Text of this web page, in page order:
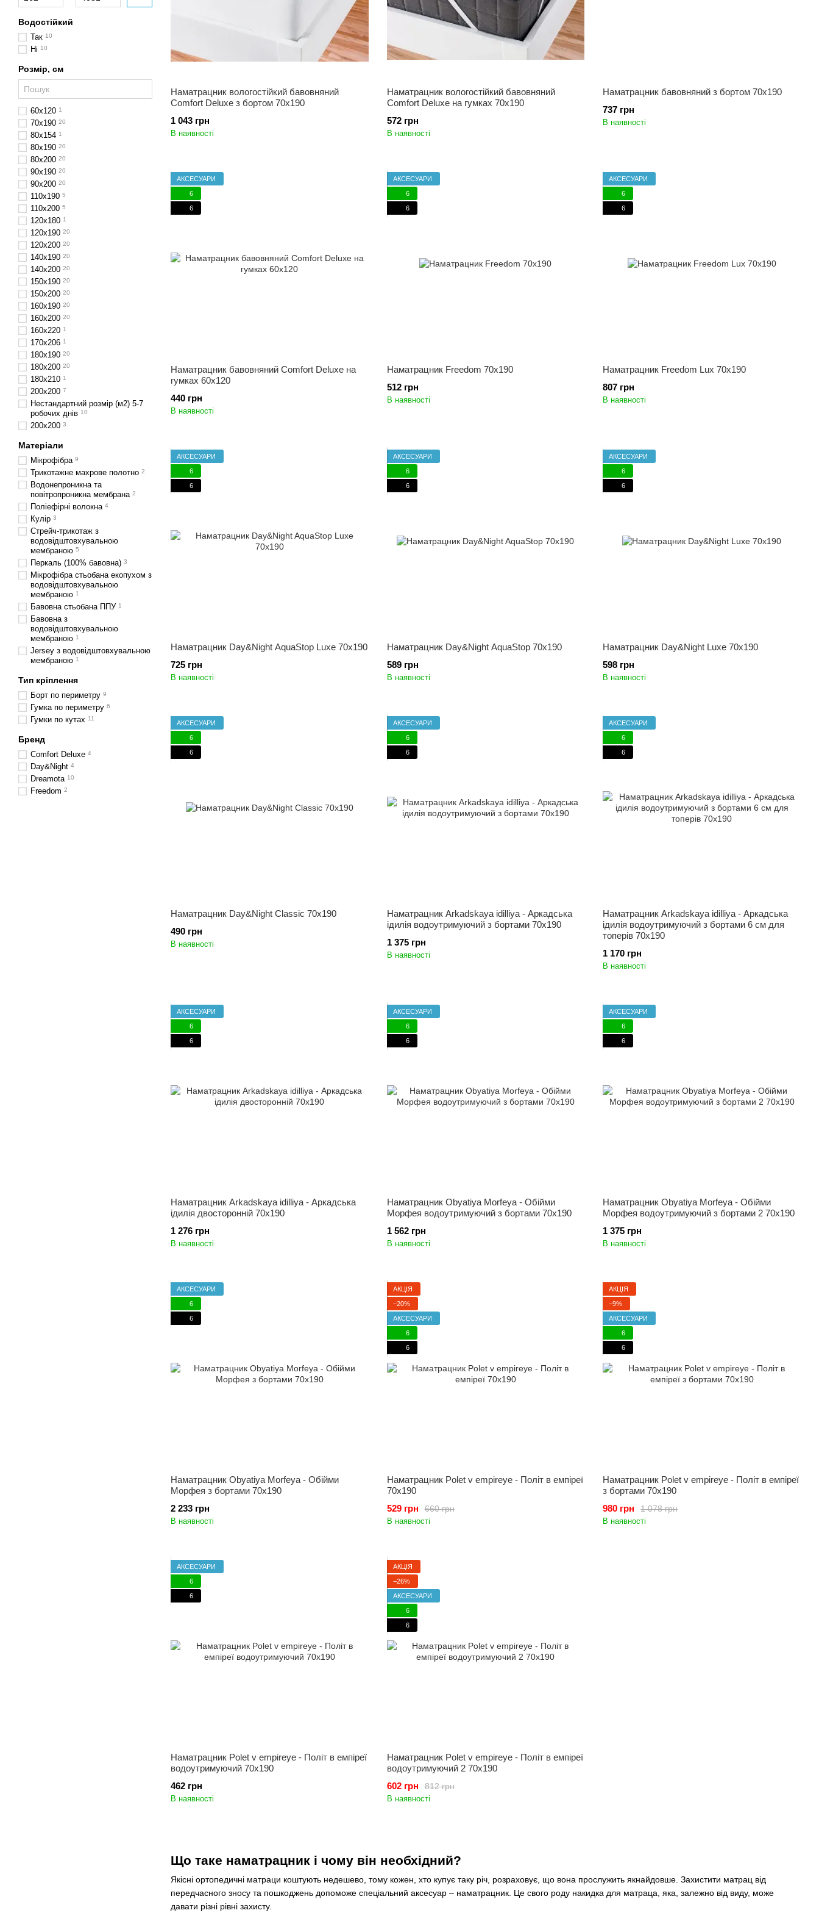
Що таке наматрацник і чому він необхідний?
Якісні ортопедичні матраци коштують недешево, тому кожен, хто купує таку річ, розраховує, що вона прослужить якнайдовше. Захистити матрац від
передчасного зносу та пошкоджень допоможе спеціальний аксесуар – наматрацник. Це свого роду накидка для матраца, яка, залежно від виду, може
давати різні рівні захисту.
Наматрацник вологостійкий бавовняний
Comfort Deluxe з бортом 70x190
1 043 грн
В наявності
Наматрацник вологостійкий бавовняний
Comfort Deluxe на гумках 70x190
572 грн
В наявності
Наматрацник бавовняний з бортом 70x190
737 грн
В наявності
АКСЕСУАРИ
6
6
Наматрацник бавовняний Comfort Deluxe на
гумках 60x120
440 грн
В наявності
АКСЕСУАРИ
6
6
Наматрацник Freedom 70x190
512 грн
В наявності
АКСЕСУАРИ
6
6
Наматрацник Freedom Lux 70x190
807 грн
В наявності
АКСЕСУАРИ
6
6
Наматрацник Day&Night AquaStop Luxe 70x190
725 грн
В наявності
АКСЕСУАРИ
6
6
Наматрацник Day&Night AquaStop 70x190
589 грн
В наявності
АКСЕСУАРИ
6
6
Наматрацник Day&Night Luxe 70x190
598 грн
В наявності
АКСЕСУАРИ
6
6
Наматрацник Day&Night Classic 70x190
490 грн
В наявності
АКСЕСУАРИ
6
6
Наматрацник Arkadskaya idilliya - Аркадська
ідилія водоутримуючий з бортами 70x190
1 375 грн
В наявності
АКСЕСУАРИ
6
6
Наматрацник Arkadskaya idilliya - Аркадська
ідилія водоутримуючий з бортами 6 см для
топерів 70x190
1 170 грн
В наявності
АКСЕСУАРИ
6
6
Наматрацник Arkadskaya idilliya - Аркадська
ідилія двосторонній 70x190
1 276 грн
В наявності
АКСЕСУАРИ
6
6
Наматрацник Obyatiya Morfeya - Обійми
Морфея водоутримуючий з бортами 70x190
1 562 грн
В наявності
АКСЕСУАРИ
6
6
Наматрацник Obyatiya Morfeya - Обійми
Морфея водоутримуючий з бортами 2 70x190
1 375 грн
В наявності
АКСЕСУАРИ
6
6
Наматрацник Obyatiya Morfeya - Обійми
Морфея з бортами 70x190
2 233 грн
В наявності
АКЦІЯ
−20%
АКСЕСУАРИ
6
6
Наматрацник Polet v empireye - Політ в емпіреї
70x190
660 грн
529 грн
В наявності
АКЦІЯ
−9%
АКСЕСУАРИ
6
6
Наматрацник Polet v empireye - Політ в емпіреї
з бортами 70x190
1 078 грн
980 грн
В наявності
АКСЕСУАРИ
6
6
Наматрацник Polet v empireye - Політ в емпіреї
водоутримуючий 70x190
462 грн
В наявності
АКЦІЯ
−26%
АКСЕСУАРИ
6
6
Наматрацник Polet v empireye - Політ в емпіреї
водоутримуючий 2 70x190
812 грн
602 грн
В наявності
Водостійкий
Так 10
Ні 10
Розмір, см
60x120 1
70x190 20
80х154 1
80x190 20
80x200 20
90x190 20
90x200 20
110x190 5
110х200 5
120x180 1
120x190 20
120x200 20
140x190 20
140x200 20
150x190 20
150x200 20
160x190 20
160x200 20
160x220 1
170х206 1
180x190 20
180x200 20
180x210 1
200x200 7
Нестандартний розмір (м2) 5-7
робочих днів 10
200x200 3
Матеріали
Мікрофібра 9
Трикотажне махрове полотно 2
Водонепроникна та
повітропроникна мембрана 2
Поліефірні волокна 4
Кулір 3
Стрейч-трикотаж з
водовідштовхувальною
мембраною 5
Перкаль (100% бавовна) 3
Мікрофібра стьобана екопухом з
водовідштовхувальною
мембраною 1
Бавовна стьобана ППУ 1
Бавовна з
водовідштовхувальною
мембраною 1
Jersey з водовідштовхувальною
мембраною 1
Тип кріплення
Борт по периметру 9
Гумка по периметру 6
Гумки по кутах 11
Бренд
Comfort Deluxe 4
Day&Night 4
Dreamota 10
Freedom 2